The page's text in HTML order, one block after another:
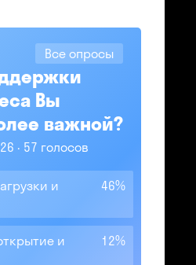
Все опросы
Вы
важной?
57 голосов
и
46%
и
12%